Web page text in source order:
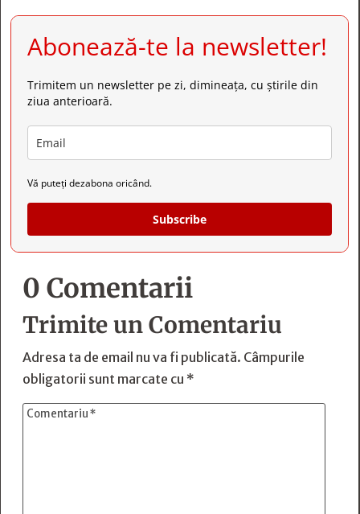
Abonează-te la newsletter!
Trimitem un newsletter pe zi, dimineața, cu știrile din
ziua anterioară.
Vă puteți dezabona oricând.
Subscribe
0 Comentarii
Trimite un Comentariu
Adresa ta de email nu va fi publicată. Câmpurile
obligatorii sunt marcate cu *